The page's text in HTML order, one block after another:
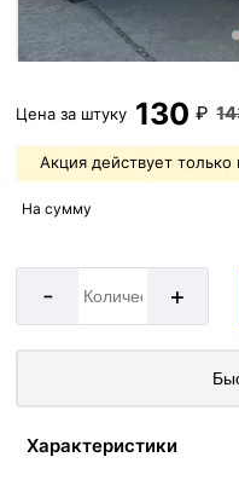
Цена за штуку 130 ₽
Акция действует
На сумму
- +
Характеристики